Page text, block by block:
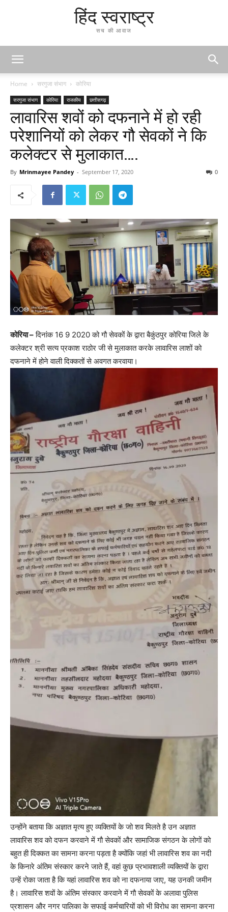
हिंद स्वराष्ट्र
सच की आवाज
Home सरगुजा संभाग कोरिया
सरगुजा संभाग कोरिया राजकीय छत्तीसगढ़
लावारिस शवों को दफनाने में हो रही
परेशानियों को लेकर गौ सेवकों ने कि
कलेक्टर से मुलाकात….
By Mrinmayee Pandey - September 17, 2020 0
कोरिया –दिनांक 16 9 2020 को गौ सेवकों के द्वारा बैकुंठपुर कोरिया जिले के
कलेक्टर श्री सत्य प्रकाश राठोर जी से मुलाकात करके लावारिस लाशों को
दफनाने में होने वाली दिक्कतों से अवगत करवाया।
उन्होंने बताया कि अज्ञात मृत्य हुए व्यक्तियों के जो शव मिलते है उन अज्ञात
लावारिस शव को दफन करवाने में गौ सेवकों और सामाजिक संगठन के लोगों को
बहुत ही दिक्कत का सामना करना पड़ता है क्योंकि जहां भी लावारिस शव का नदी
के किनारे अंतिम संस्कार करने जाते हैं, वहां कुछ प्रभावशाली व्यक्तियों के द्वारा
उन्हें रोका जाता है कि यहां लावारिस शव को ना दफनाया जाए, यह उनकी जमीन
है। लावारिस शवों के अंतिम संस्कार करवाने में गौ सेवकों के अलावा पुलिस
प्रशासन और नगर पालिका के सफाई कर्मचारियों को भी विरोध का सामना करना